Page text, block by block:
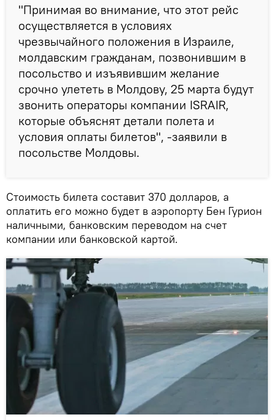
"Принимая во внимание, что этот рейс
осуществляется в условиях
чрезвычайного положения в Израиле,
молдавским гражданам, позвонившим в
посольство и изъявившим желание
срочно улететь в Молдову, 25 марта будут
звонить операторы компании ISRAIR,
которые объяснят детали полета и
условия оплаты билетов", -заявили в
посольстве Молдовы.
Стоимость билета составит 370 долларов, а
оплатить его можно будет в аэропорту Бен Гурион
наличными, банковским переводом на счет
компании или банковской картой.